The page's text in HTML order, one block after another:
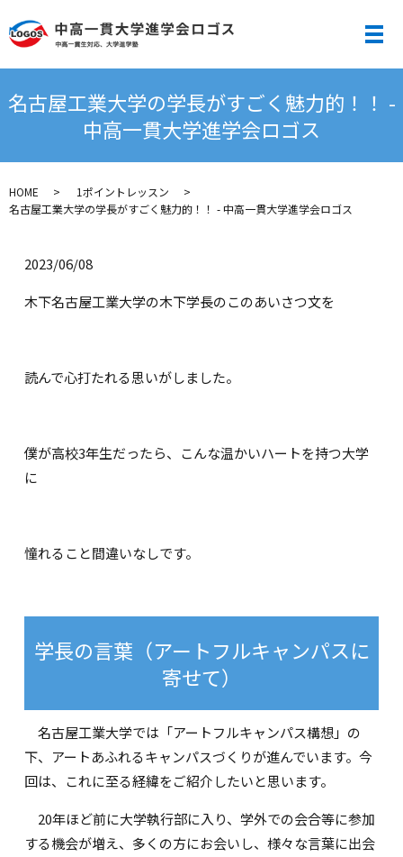
メ
名古屋工業大学の学長がすごく魅力的！！ -
中高一貫大学進学会ロゴス
HOME
1ポイントレッスン
名古屋工業大学の学長がすごく魅力的！！ - 中高一貫大学進学会ロゴス
2023/06/08
木下名古屋工業大学の木下学長のこのあいさつ文を
読んで心打たれる思いがしました。
僕が高校3年生だったら、こんな温かいハートを持つ大学
に
憧れること間違いなしです。
学長の言葉（アートフルキャンパスに
寄せて）
名古屋工業大学では「アートフルキャンパス構想」の
下、アートあふれるキャンパスづくりが進んでいます。今
回は、これに至る経緯をご紹介したいと思います。
20年ほど前に大学執行部に入り、学外での会合等に参加
する機会が増え、多くの方にお会いし、様々な言葉に出会